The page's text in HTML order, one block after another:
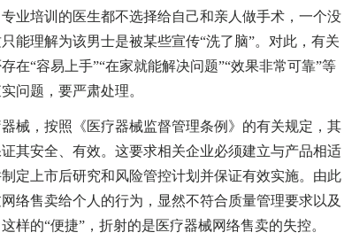
业培训的医生都不选择给自己和亲人做手术，一个没
能理解为该男士是被某些宣传“洗了脑”。对此，有关
在“容易上手”“在家就能解决问题”“效果非常可靠”等
问题，要严肃处理。
，按照《医疗器械监督管理条例》的有关规定，其
其安全、有效。这要求相关企业必须建立与产品相适
定上市后研究和风险管控计划并保证有效实施。由此
络售卖给个人的行为，显然不符合质量管理要求以及
样的“便捷”，折射的是医疗器械网络售卖的失控。